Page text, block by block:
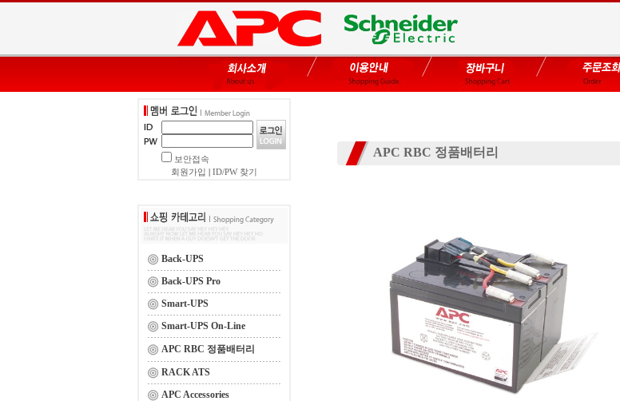
보안접속
회원가입
ID/PW 찾기
Back-UPS
Back-UPS Pro
Smart-UPS
Smart-UPS On-Line
APC RBC 정품배터리
RACK ATS
APC Accessories
APC RBC 정품배터리